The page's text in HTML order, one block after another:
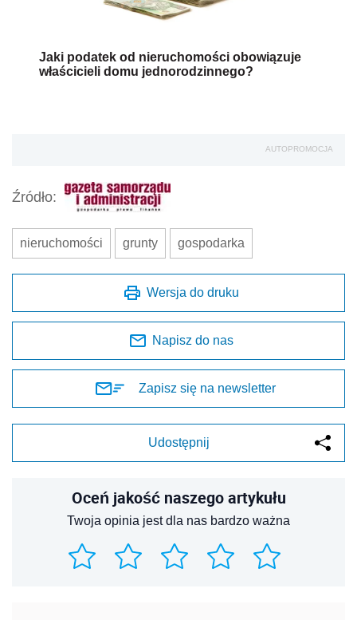
Jaki podatek od nieruchomości obowiązuje
właścicieli domu jednorodzinnego?
AUTOPROMOCJA
Źródło:
nieruchomości grunty gospodarka
Wersja do druku
Napisz do nas
Zapisz się na newsletter
Udostępnij
Oceń jakość naszego artykułu
Twoja opinia jest dla nas bardzo ważna